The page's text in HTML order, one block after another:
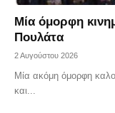
Μία όμορφη
Πουλάτα
2 Αυγούστου 2026
Μία ακόμη όμορφη
και...